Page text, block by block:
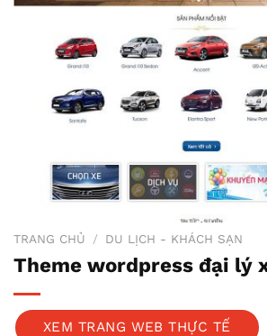
TRANG CHỦ / DU LỊCH - KHÁCH SẠN
Theme wordpress đại lý
XEM TRANG WEB THỰC TẾ